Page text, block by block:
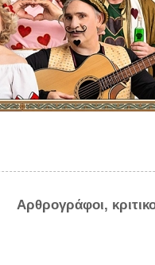
Αρθρογράφοι,